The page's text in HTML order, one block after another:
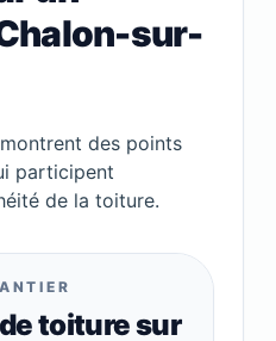
sur-
des points
participent
de la toiture.
toiture sur